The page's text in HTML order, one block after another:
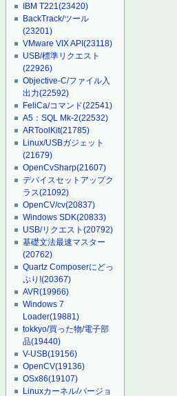
IBM T221(23420)
BackTrack/ツール
(23201)
VMware VIX API(23118)
USB/標準リクエスト
(22926)
Objective-C/ファイル入
出力(22592)
FeliCa/コマンド(22541)
A5：SQL Mk-2(22532)
ARToolKit(21785)
Linux/USBガジェット
(21679)
OpenCvSharp(21607)
デバイスセットアップク
ラス(21092)
OpenCV/cv(20837)
Windows SDK(20833)
USB/リクエスト(20792)
基礎文法最速マスター
(20762)
Quartz Composerにどっ
ぷり!(20367)
AVR(19966)
Windows 7
Loader(19881)
tokkyo/買った物/電子部
品(19440)
V-USB(19156)
OpenCV(19136)
OSx86(19107)
Linuxカーネル/バージョ